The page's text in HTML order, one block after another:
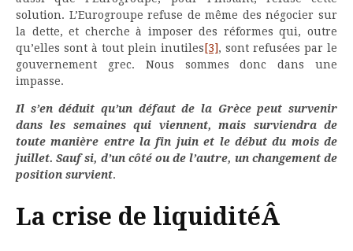
solution. L’Eurogroupe refuse de même des négocier sur
la dette, et cherche à imposer des réformes qui, outre
qu’elles sont à tout plein inutiles [3], sont refusées par le
gouvernement grec. Nous sommes donc dans une
impasse.
Il s’en déduit qu’un défaut de la Grèce peut survenir
dans les semaines qui viennent, mais surviendra de
toute manière entre la fin juin et le début du mois de
juillet. Sauf si, d’un côté ou de l’autre, un changement de
position survient.
La crise de liquiditéÂ